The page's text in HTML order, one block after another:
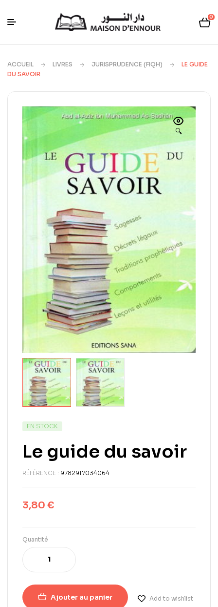
0
ACCUEIL LIVRES JURISPRUDENCE (FIQH)
LE GUIDE
DU SAVOIR
🔍
EN STOCK
Le guide du savoir
RÉFÉRENCE : 9782917034064
3,80 €
Quantité
Ajouter au panier Add to wishlist